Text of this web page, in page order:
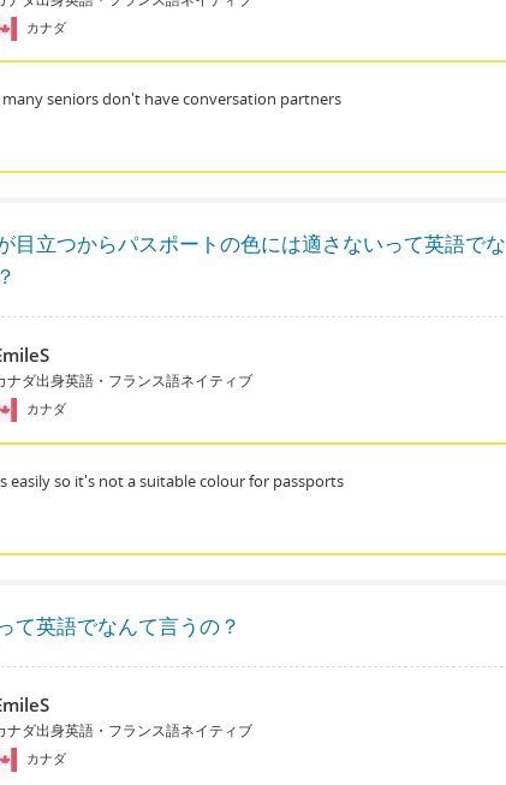
カナダ
many seniors don't have conversation partners
目立つからパスポートの色には適さないって英語でな
ナダ出身英語・フランス語ネイティブ
カナダ
easily so it's not a suitable colour for passports
て英語でなんて言うの？
ナダ出身英語・フランス語ネイティブ
カナダ